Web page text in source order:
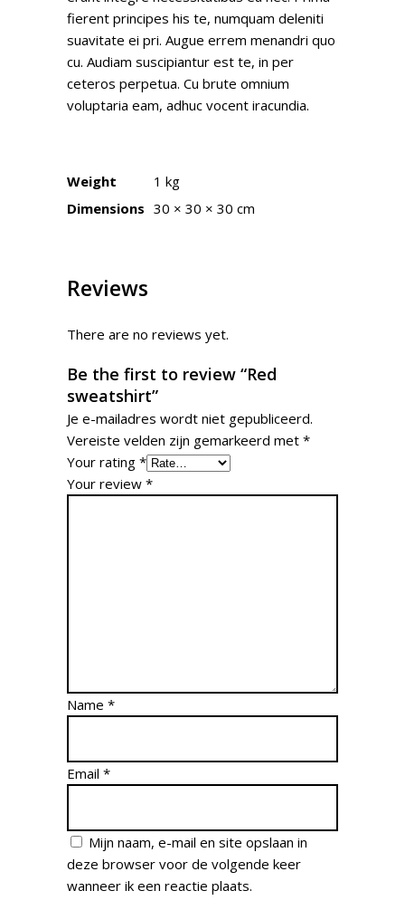
fierent principes his te, numquam deleniti
suavitate ei pri. Augue errem menandri quo
cu. Audiam suscipiantur est te, in per
ceteros perpetua. Cu brute omnium
voluptaria eam, adhuc vocent iracundia.
Weight
1 kg
Dimensions 30 × 30 × 30 cm
Reviews
There are no reviews yet.
Be the first to review “Red
sweatshirt”
Je e-mailadres wordt niet gepubliceerd.
Vereiste velden zijn gemarkeerd met *
Your rating *
Your review *
Name *
Email *
Mijn naam, e-mail en site opslaan in
deze browser voor de volgende keer
wanneer ik een reactie plaats.